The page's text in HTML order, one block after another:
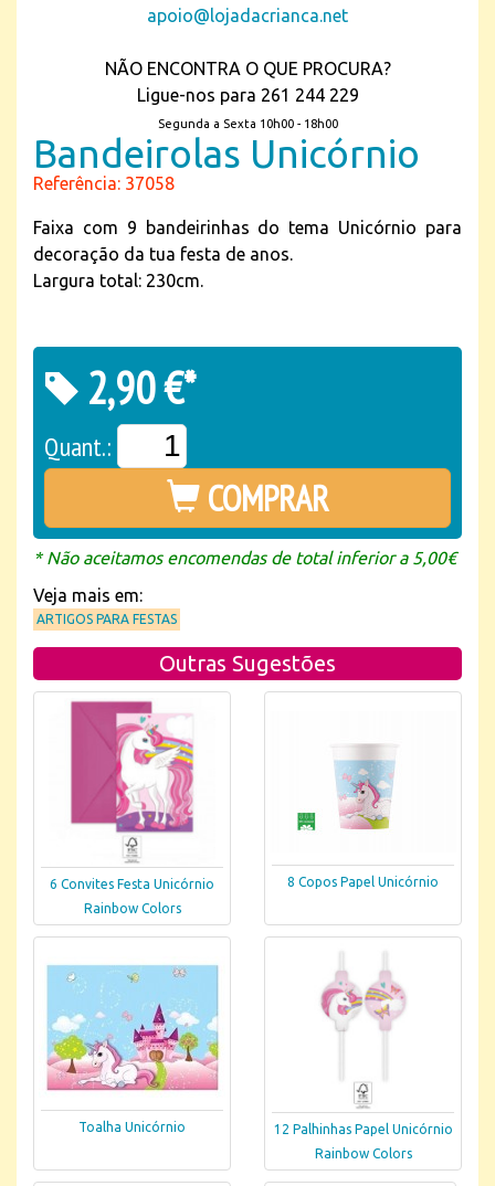
apoio@lojadacrianca.net
NÃO ENCONTRA O QUE PROCURA?
Ligue-nos para 261 244 229
Segunda a Sexta 10h00 - 18h00
Bandeirolas Unicórnio
Referência: 37058
Faixa com 9 bandeirinhas do tema Unicórnio para
decoração da tua festa de anos.
Largura total: 230cm.
2,90 €*
Quant.:
COMPRAR
* Não aceitamos encomendas de total inferior a 5,00€
Veja mais em:
ARTIGOS PARA FESTAS
Outras Sugestões
6 Convites Festa Unicórnio
Rainbow Colors
8 Copos Papel Unicórnio
Toalha Unicórnio
12 Palhinhas Papel Unicórnio
Rainbow Colors